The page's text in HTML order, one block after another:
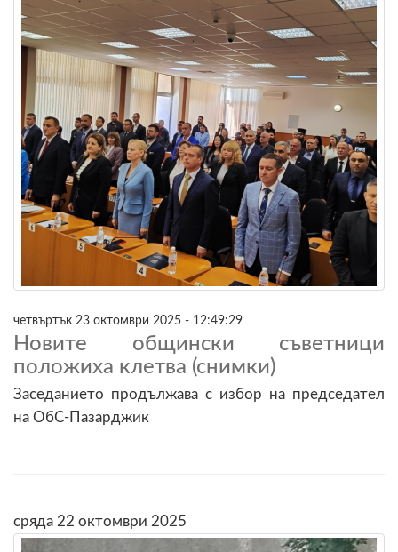
четвъртък 23 октомври 2025 - 12:49:29
Новите общински съветници
положиха клетва (снимки)
Заседанието продължава с избор на председател
на ОбС-Пазарджик
сряда 22 октомври 2025